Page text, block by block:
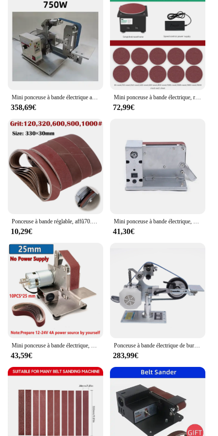
polishing. The sander's durable ABS plastic
construction ensures longevity, while the
lightweight design makes it easy to handle for
extended periods. This electric sander is not just a
tool; it's a reliable companion for all your sanding
and polishing tasks. Whether you're working on
wood, metal, or other materials, this sander's
versatility and performance make it a valuable
Mini ponceuse à bande électrique avec moteur sans balais, polisseuse, affû70., polissage, rectifieuse, 915x50mm
358,69€
Mini ponceuse à bande électrique, rectifieuse de paillasse, polisseuse, disque de ponçage à grande vitesse, affûteur de couteaux, ouvre-lame
72,99€
10,29€ 41,30€
43,59€
Ponceuse à bande électrique de bureau, 550W, 220V, moteur à courant continu sans balais, outil de polissage bricolage
283,99€